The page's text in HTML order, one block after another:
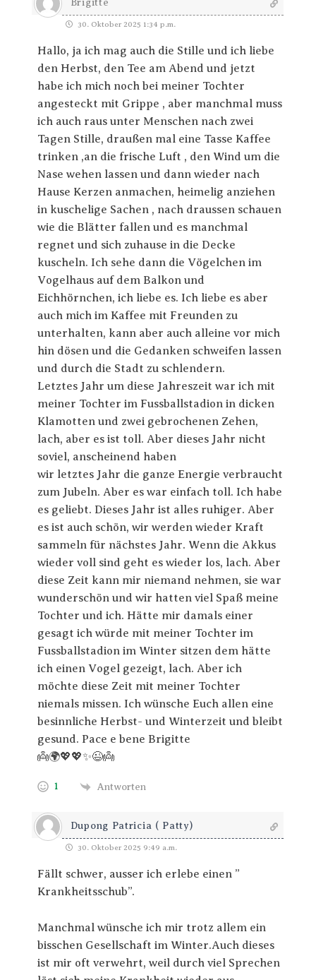
Brigitte
30. Oktober 2025 1:34 p.m.
Hallo, ja ich mag auch die Stille und ich liebe
den Herbst, den Tee am Abend und jetzt
habe ich mich noch bei meiner Tochter
angesteckt mit Grippe , aber manchmal muss
ich auch raus unter Menschen nach zwei
Tagen Stille, draußen mal eine Tasse Kaffee
trinken ,an die frische Luft , den Wind um die
Nase wehen lassen und dann wieder nach
Hause Kerzen anmachen, heimelig anziehen
in kuschelige Sachen , nach draussen schauen
wie die Blätter fallen und es manchmal
regnet und sich zuhause in die Decke
kuscheln. Ich sehe dann die Vögelchen im
Vogelhaus auf dem Balkon und
Eichhörnchen, ich liebe es. Ich liebe es aber
auch mich im Kaffee mit Freunden zu
unterhalten, kann aber auch alleine vor mich
hin dösen und die Gedanken schweifen lassen
und durch die Stadt zu schlendern.
Letztes Jahr um diese Jahreszeit war ich mit
meiner Tochter im Fussballstadion in dicken
Klamotten und zwei gebrochenen Zehen,
lach, aber es ist toll. Aber dieses Jahr nicht
soviel, anscheinend haben
wir letztes Jahr die ganze Energie verbraucht
zum Jubeln. Aber es war einfach toll. Ich habe
es geliebt. Dieses Jahr ist alles ruhiger. Aber
es ist auch schön, wir werden wieder Kraft
sammeln für nächstes Jahr. Wenn die Akkus
wieder voll sind geht es wieder los, lach. Aber
diese Zeit kann mir niemand nehmen, sie war
wunderschön und wir hatten viel Spaß meine
Tochter und ich. Hätte mir damals einer
gesagt ich würde mit meiner Tochter im
Fussballstadion im Winter sitzen dem hätte
ich einen Vogel gezeigt, lach. Aber ich
möchte diese Zeit mit meiner Tochter
niemals missen. Ich wünsche Euch allen eine
besinnliche Herbst- und Winterzeit und bleibt
gesund. Pace e bene Brigitte
👼🌍💖💖✨😉👼
1 Antworten
Dupong Patricia ( Patty)
30. Oktober 2025 9:49 a.m.
Fällt schwer, ausser ich erlebe einen ”
Krankheitsschub”.
Manchmal wünsche ich mir trotz allem ein
bisschen Gesellschaft im Winter.Auch dieses
ist mir oft verwehrt, weil durch viel Sprechen